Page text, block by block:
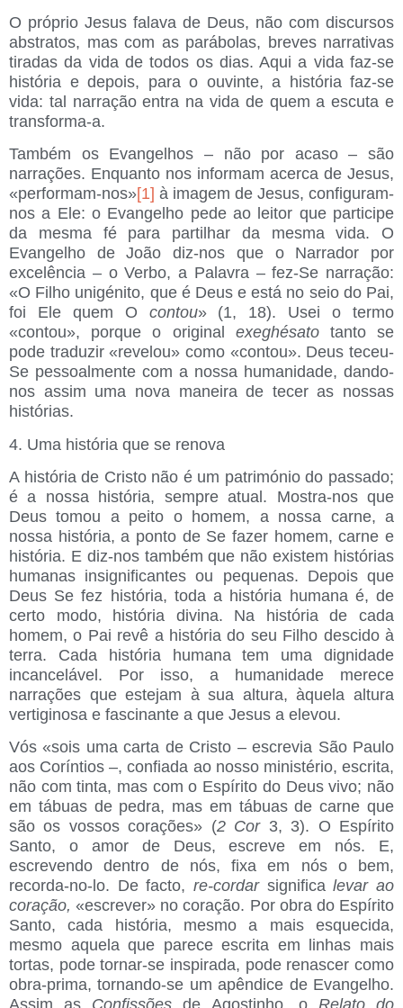
O próprio Jesus falava de Deus, não com discursos
abstratos, mas com as parábolas, breves narrativas
tiradas da vida de todos os dias. Aqui a vida faz-se
história e depois, para o ouvinte, a história faz-se
vida: tal narração entra na vida de quem a escuta e
transforma-a.
Também os Evangelhos – não por acaso – são
narrações. Enquanto nos informam acerca de Jesus,
«performam-nos»[1] à imagem de Jesus, configuram-
nos a Ele: o Evangelho pede ao leitor que participe
da mesma fé para partilhar da mesma vida. O
Evangelho de João diz-nos que o Narrador por
excelência – o Verbo, a Palavra – fez-Se narração:
«O Filho unigénito, que é Deus e está no seio do Pai,
foi Ele quem O contou» (1, 18). Usei o termo
«contou», porque o original exeghésatotanto se
pode traduzir «revelou» como «contou». Deus teceu-
Se pessoalmente com a nossa humanidade, dando-
nos assim uma nova maneira de tecer as nossas
histórias.
4. Uma história que se renova
A história de Cristo não é um património do passado;
é a nossa história, sempre atual. Mostra-nos que
Deus tomou a peito o homem, a nossa carne, a
nossa história, a ponto de Se fazer homem, carne e
história. E diz-nos também que não existem histórias
humanas insignificantes ou pequenas. Depois que
Deus Se fez história, toda a história humana é, de
certo modo, história divina. Na história de cada
homem, o Pai revê a história do seu Filho descido à
terra. Cada história humana tem uma dignidade
incancelável. Por isso, a humanidade merece
narrações que estejam à sua altura, àquela altura
vertiginosa e fascinante a que Jesus a elevou.
Vós «sois uma carta de Cristo – escrevia São Paulo
aos Coríntios –, confiada ao nosso ministério, escrita,
não com tinta, mas com o Espírito do Deus vivo; não
em tábuas de pedra, mas em tábuas de carne que
são os vossos corações» (2 Cor3, 3). O Espírito
Santo, o amor de Deus, escreve em nós. E,
escrevendo dentro de nós, fixa em nós o bem,
recorda-no-lo. De facto, re-cordarsignificalevar ao
coração, «escrever» no coração. Por obra do Espírito
Santo, cada história, mesmo a mais esquecida,
mesmo aquela que parece escrita em linhas mais
tortas, pode tornar-se inspirada, pode renascer como
obra-prima, tornando-se um apêndice de Evangelho.